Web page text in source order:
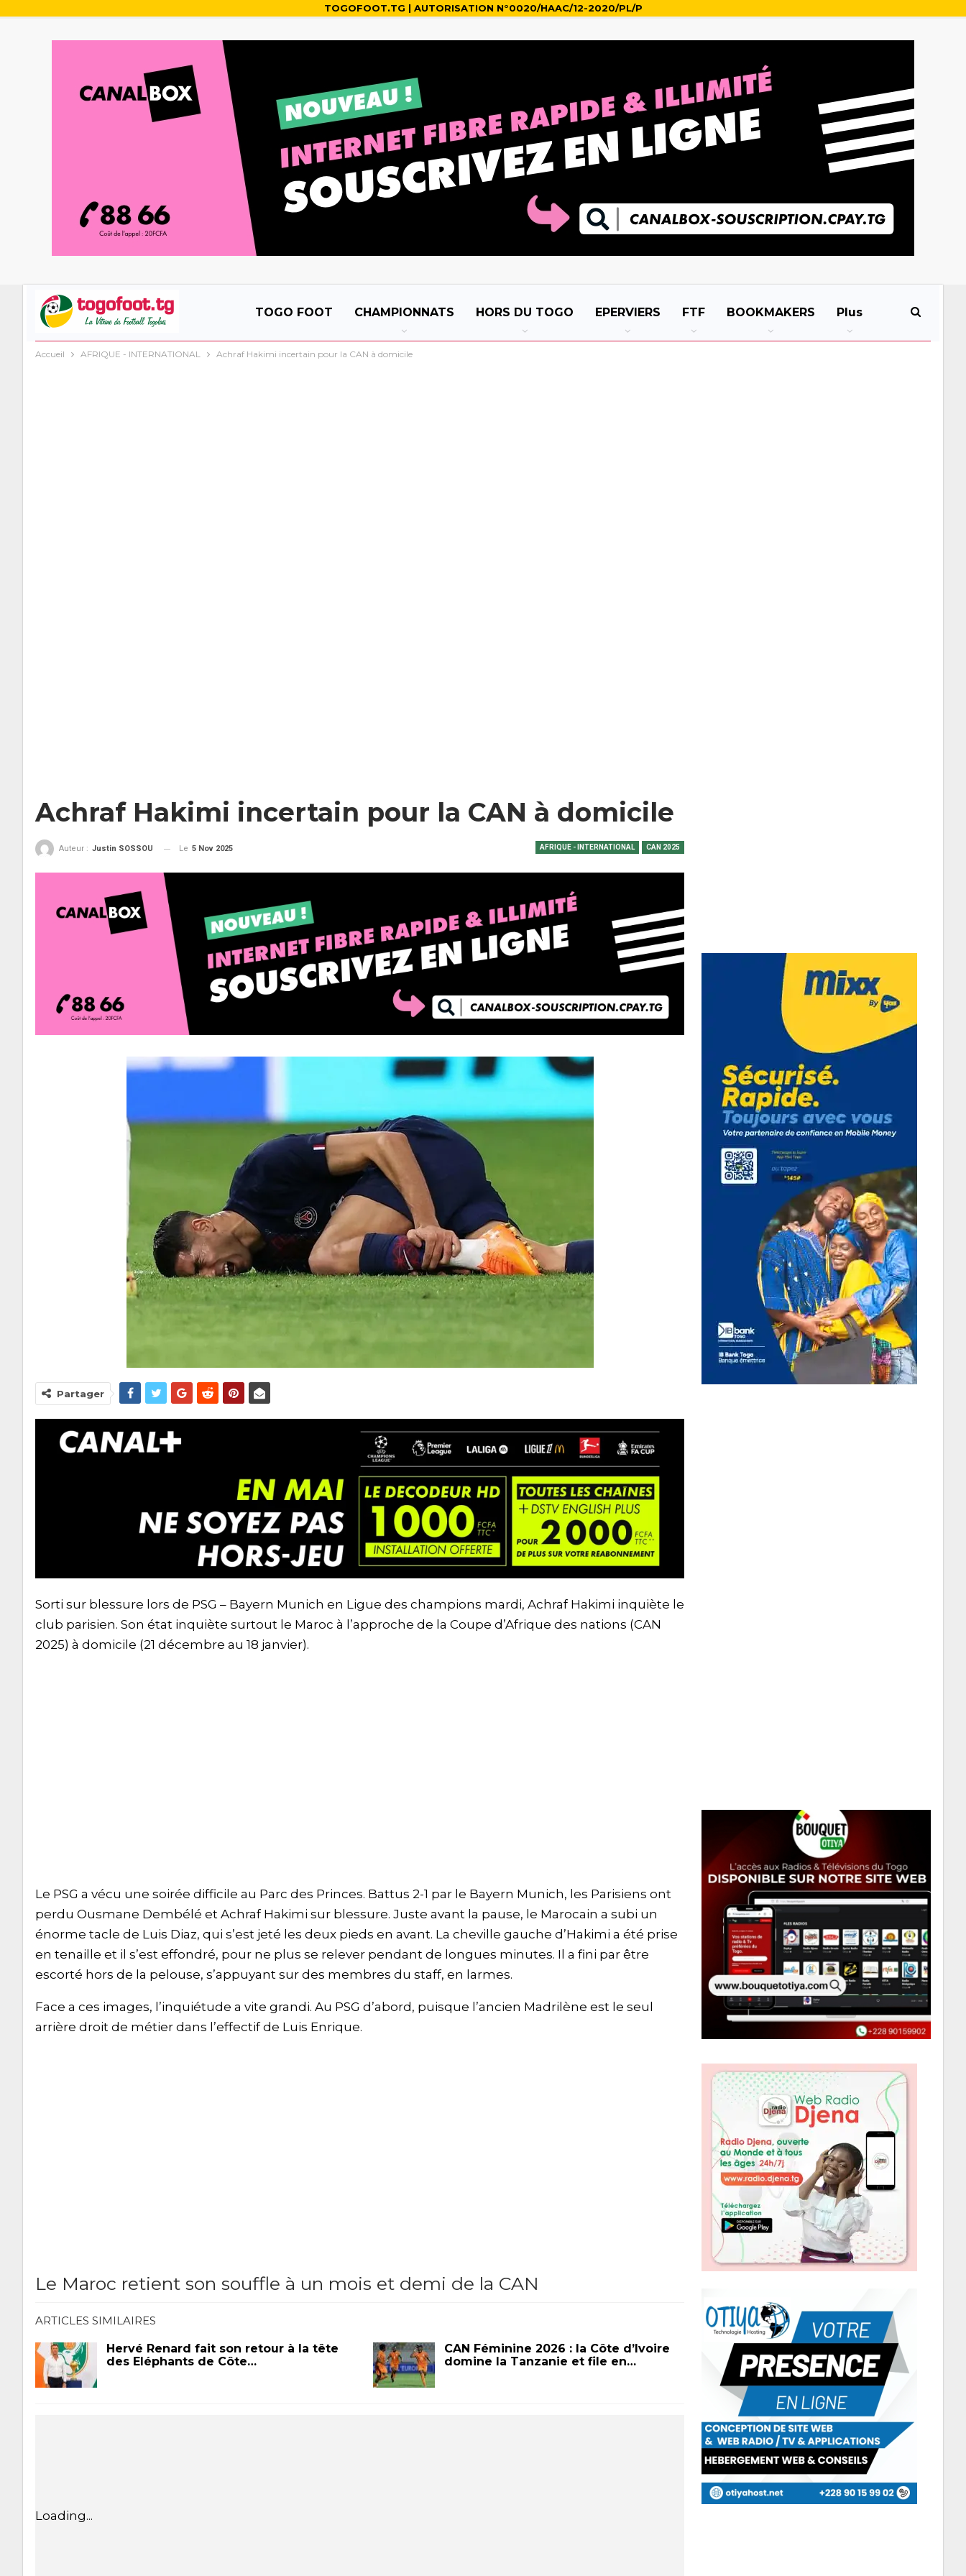
TOGOFOOT.TG | AUTORISATION N°0020/HAAC/12-2020/PL/P
TOGO FOOT CHAMPIONNATS HORS DU TOGO EPERVIERS FTF BOOKMAKERS Plus
Accueil AFRIQUE - INTERNATIONAL Achraf Hakimi incertain pour la CAN à domicile
Achraf Hakimi incertain pour la CAN à domicile
AFRIQUE - INTERNATIONAL CAN 2025
Auteur : Justin SOSSOU Le 5 Nov 2025
Partager
Sorti sur blessure lors de PSG – Bayern Munich en Ligue des champions mardi, Achraf Hakimi inquiète le
club parisien. Son état inquiète surtout le Maroc à l’approche de la Coupe d’Afrique des nations (CAN
2025) à domicile (21 décembre au 18 janvier).
Le PSG a vécu une soirée difficile au Parc des Princes. Battus 2-1 par le Bayern Munich, les Parisiens ont
perdu Ousmane Dembélé et Achraf Hakimi sur blessure. Juste avant la pause, le Marocain a subi un
énorme tacle de Luis Diaz, qui s’est jeté les deux pieds en avant. La cheville gauche d’Hakimi a été prise
en tenaille et il s’est effondré, pour ne plus se relever pendant de longues minutes. Il a fini par être
escorté hors de la pelouse, s’appuyant sur des membres du staff, en larmes.
Face a ces images, l’inquiétude a vite grandi. Au PSG d’abord, puisque l’ancien Madrilène est le seul
arrière droit de métier dans l’effectif de Luis Enrique.
Le Maroc retient son souffle à un mois et demi de la CAN
ARTICLES SIMILAIRES
Hervé Renard fait son retour à la tête
des Eléphants de Côte…
CAN Féminine 2026 : la Côte d’Ivoire
domine la Tanzanie et file en…
Loading...